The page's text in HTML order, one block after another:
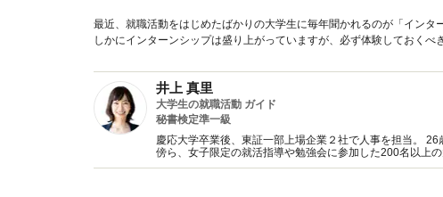
最近、就職活動をはじめたばかりの大学生に毎年聞かれるのが「イン
しかにインターンシップは盛り上がっていますが、必ず体験しておくべ
井上 真里
大学生の就職活動 ガイド
秘書検定準一級
慶応大学卒業後、東証一部上場企業２社で人事を担当。
傍ら、女子限定の就活指導や勉強会に参加した200名以上
書籍やコラム執筆のほか、雑誌・テレビ番組企画監修など